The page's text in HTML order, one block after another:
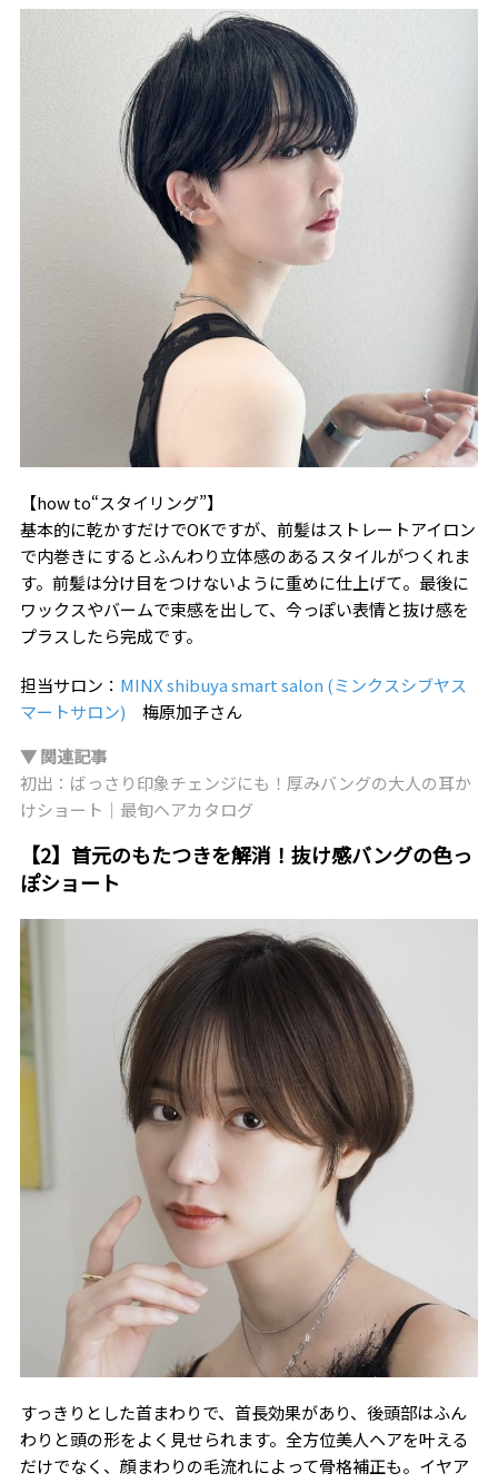
【how to“スタイリング”】
基本的に乾かすだけでOKですが、前髪はストレートアイロン
で内巻きにするとふんわり立体感のあるスタイルがつくれま
す。前髪は分け目をつけないように重めに仕上げて。最後に
ワックスやバームで束感を出して、今っぽい表情と抜け感を
プラスしたら完成です。
担当サロン： MINX shibuya smart salon (ミンクスシブヤス
マートサロン) 梅原加子さん
▼ 関連記事
初出：ばっさり印象チェンジにも！厚みバングの大人の耳か
けショート｜最旬ヘアカタログ
【2】首元のもたつきを解消！抜け感バングの色っ
ぽショート
すっきりとした首まわりで、首長効果があり、後頭部はふん
わりと頭の形をよく見せられます。全方位美人ヘアを叶える
だけでなく、顔まわりの毛流れによって骨格補正も。イヤア